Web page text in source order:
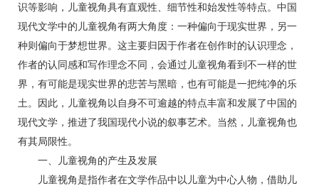
识等影响，儿童视角具有直观性、细节性和始发性等特点。中国
现代文学中的儿童视角有两大角度：一种偏向于现实世界，另一
种则偏向于梦想世界。这主要归因于作者在创作时的认识理念，
作者的认同感和写作理念不同，会通过儿童视角看到不一样的世
界，有可能是现实世界的悲苦与黑暗，也有可能是一把纯净的乐
土。因此，儿童视角以自身不可逾越的特点丰富和发展了中国的
现代文学，推进了我国现代小说的叙事艺术。当然，儿童视角也
有其局限性。
一、儿童视角的产生及发展
儿童视角是指作者在文学作品中以儿童为中心人物，借助儿